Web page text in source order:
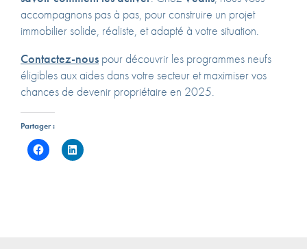
accompagnons pas à pas, pour construire un projet
immobilier solide, réaliste, et adapté à votre situation.
Contactez-nous pour découvrir les programmes neufs
éligibles aux aides dans votre secteur et maximiser vos
chances de devenir propriétaire en 2025.
Partager :